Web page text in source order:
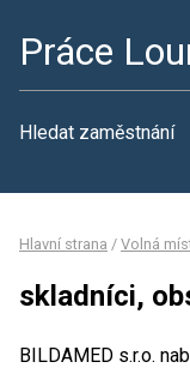
Práce
Hledat zaměstnání
Hlavní strana / Volná
skladníci,
BILDAMED s.r.o.